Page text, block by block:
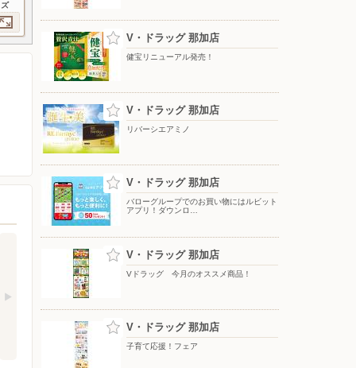
V・ドラッグ 那加店
健宝リニューアル発売！
V・ドラッグ 那加店
リバーシエアミノ
V・ドラッグ 那加店
バローグループでのお買い物にはルビット
アプリ！ダウンロ…
V・ドラッグ 那加店
Vドラッグ 今月のオススメ商品！
V・ドラッグ 那加店
子育て応援！フェア